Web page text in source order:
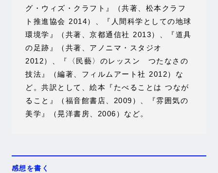
グ・ウィズ・クラフト』（共著、松本クラフ
ト推進協会 2014）、『人間科学としての地球
環境学』（共著、京都通信社 2013）、『道具
の足跡』（共著、アノニマ・スタジオ
2012）、『〈民藝〉のレッスン つたなさの
技法』（編著、フィルムアート社 2012）な
ど。共訳として、絵本『たべることは つなが
ること』（福音館書店、2009）、『雰囲気の
美学』（晃洋書房、2006）など。
感想を書く